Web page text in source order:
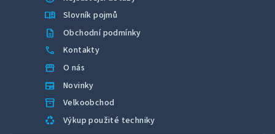
menu_book Slovník pojmů
description Obchodní podmínky
call Kontakty
storefront O nás
newspaper Novinky
inventory_2 Velkoobchod
recycling Výkup použité techniky